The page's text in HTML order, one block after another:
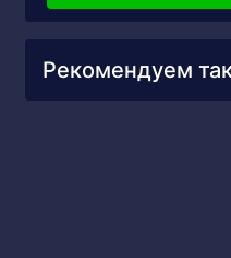
Рекомендуем